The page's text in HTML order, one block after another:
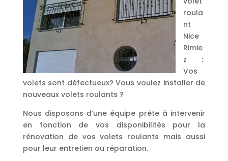
roula
nt
Nice
Rimie
z :
Vos
volets sont défectueux? Vous voulez installer de
nouveaux volets roulants ?
Nous disposons d’une équipe prête à intervenir
en fonction de vos disponibilités pour la
rénovation de vos volets roulants mais aussi
pour leur entretien ou réparation.